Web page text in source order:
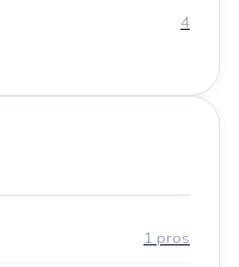
4
1 pros